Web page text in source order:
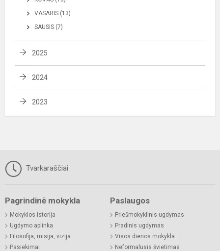
VASARIS (13)
SAUSIS (7)
2025
2024
2023
Tvarkaraščiai
Pagrindinė mokykla
Mokyklos istorija
Ugdymo aplinka
Filosofija, misija, vizija
Pasiekimai
Paslaugos
Priešmokyklinis ugdymas
Pradinis ugdymas
Visos dienos mokykla
Neformalusis švietimas